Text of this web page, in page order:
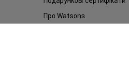
Про Watsons